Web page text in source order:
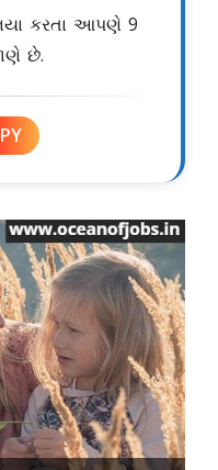
કરતા આપણે 9
છે.